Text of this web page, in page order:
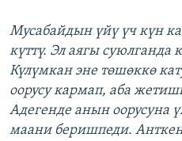
Мусабайдын үйү үч күн
күттү. Эл аягы суюлганда
Күлүмкан эне төшөккө
оорусу кармап, аба
Адегенде анын оорусуна
маани беришпеди.